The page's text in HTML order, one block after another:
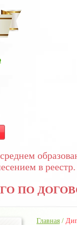
в реестр.
ПО
Главная /